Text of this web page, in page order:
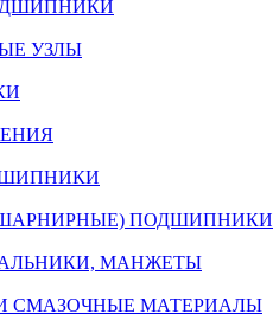
УЗЛЫ
ПОДШИПНИКИ
МАНЖЕТЫ
СМАЗОЧНЫЕ МАТЕРИАЛЫ